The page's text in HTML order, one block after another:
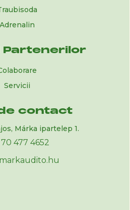
Adrenalin
Partenerilor
Servicii
contact
Márka ipartelep 1.
477 4652